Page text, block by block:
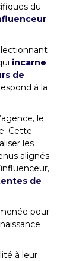
du
incarne
de
à la
le
Cette
les
alignés
de
pour
à leur